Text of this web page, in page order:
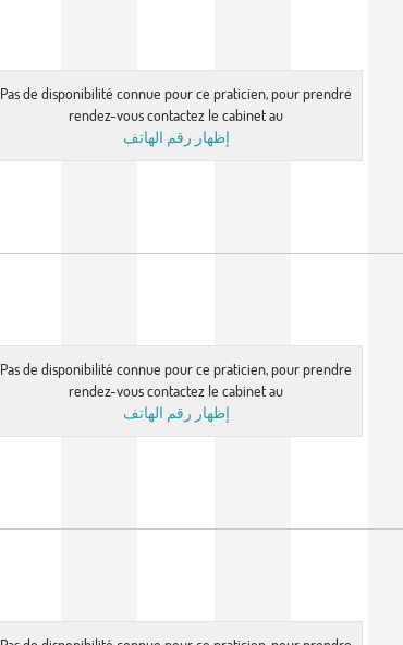
Pas de disponibilité connue pour ce praticien, pour prendre
rendez-vous contactez le cabinet au
إظهار رقم الهاتف
Pas de disponibilité connue pour ce praticien, pour prendre
rendez-vous contactez le cabinet au
إظهار رقم الهاتف